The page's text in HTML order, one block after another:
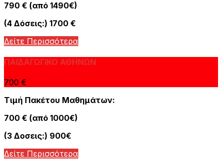
790 € (από 1490€)
(4 Δόσεις:) 1700 €
Δείτε Περισσότερα
ΠΑΙΔΑΓΩΓΙΚΟ ΑΘΗΝΩΝ
700 €
Τιμή Πακέτου Μαθημάτων:
700 € (από 1000€)
(3 Δοσεις:) 900€
Δείτε Περισσότερα